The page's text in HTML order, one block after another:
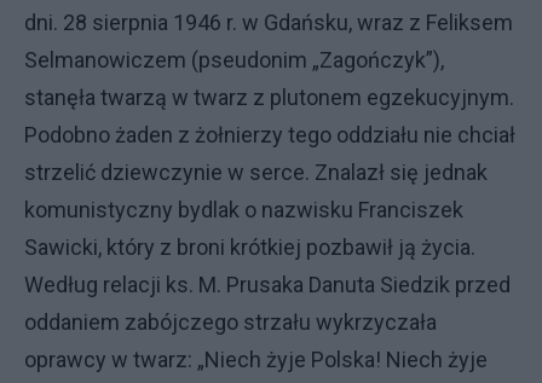
dni. 28 sierpnia 1946 r. w Gdańsku, wraz z Feliksem
Selmanowiczem (pseudonim „Zagończyk”),
stanęła twarzą w twarz z plutonem egzekucyjnym.
Podobno żaden z żołnierzy tego oddziału nie chciał
strzelić dziewczynie w serce. Znalazł się jednak
komunistyczny bydlak o nazwisku Franciszek
Sawicki, który z broni krótkiej pozbawił ją życia.
Według relacji ks. M. Prusaka Danuta Siedzik przed
oddaniem zabójczego strzału wykrzyczała
oprawcy w twarz: „Niech żyje Polska! Niech żyje